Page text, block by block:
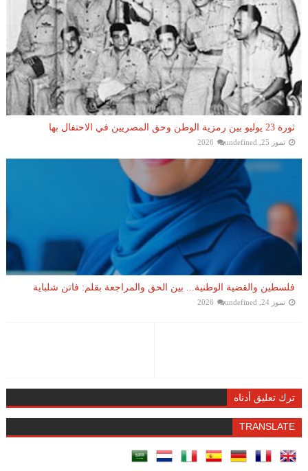
ثورة 23 يوليو بين رمزية الوطن وحق المصريين في الاحتفال بها
تموز 25, 2026 undefined
فلسطين والقضية الوطنية... بين الحق والمراجعة بقلم: فاتن شلباية
تموز 24, 2026 undefined
ترك تعليق أدناه
TRANSLATE